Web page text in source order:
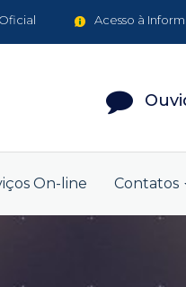
Acesso à
On-line Contatos